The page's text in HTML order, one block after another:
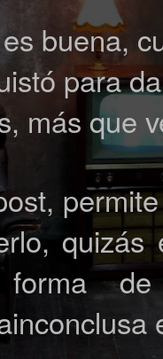
buena,
para
más que
de